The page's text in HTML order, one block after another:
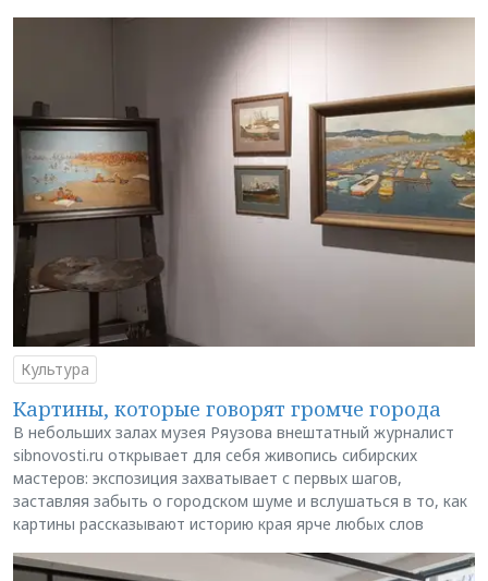
Культура
Картины, которые говорят громче города
В небольших залах музея Ряузова внештатный журналист
sibnovosti.ru открывает для себя живопись сибирских
мастеров: экспозиция захватывает с первых шагов,
заставляя забыть о городском шуме и вслушаться в то, как
картины рассказывают историю края ярче любых слов